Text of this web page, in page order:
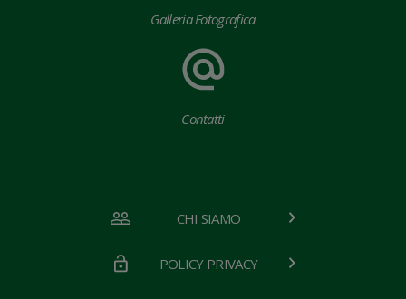
Galleria Fotografica
Contatti
CHI SIAMO
POLICY PRIVACY